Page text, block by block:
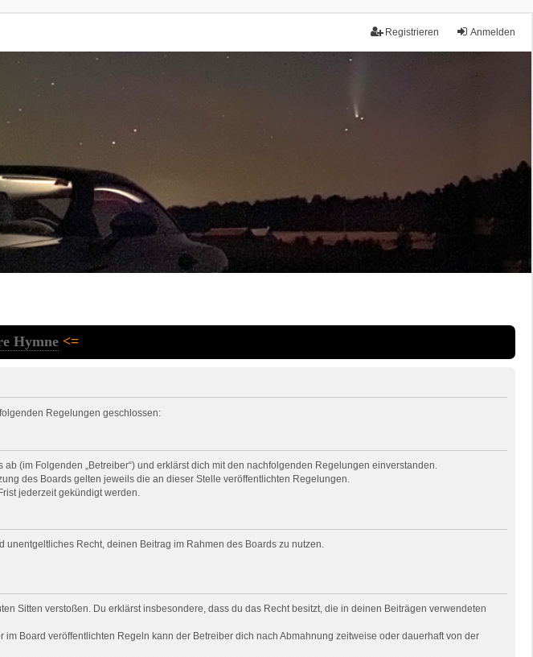
Anmelden
Registrieren
Hymne<=
Regelungen geschlossen:
(im Folgenden „Betreiber“) und erklärst dich mit den nachfolgenden Regelungen einverstanden.
des Boards gelten jeweils die an dieser Stelle veröffentlichten Regelungen.
jederzeit gekündigt werden.
Recht, deinen Beitrag im Rahmen des Boards zu nutzen.
Sitten verstoßen. Du erklärst insbesondere, dass du das Recht besitzt, die in deinen Beiträgen verwendeten
Board veröffentlichten Regeln kann der Betreiber dich nach Abmahnung zeitweise oder dauerhaft von der